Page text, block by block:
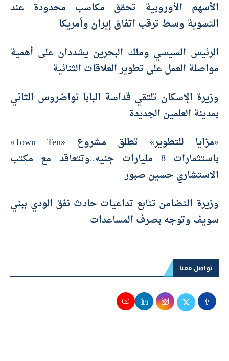
الأسهم الأوروبية تحقق مكاسب محدودة عند
التسوية وسط ترقب اتفاق إيران وأمريكا
الرئيس السيسي وملك البحرين يشددان على أهمية
مواصلة العمل على تطوير العلاقات الثنائية
وزيرة الإسكان تلتقي قداسة البابا تواضروس الثاني
بمدينة العلمين الجديدة
«مزايا للتطوير» تطلق مشروع «Town Ten»
باستثمارات 8 مليارات جنيه..وتتعاقد مع مكتب
الاستشاري حسين صبور
وزيرة التضامن تتابع تداعيات حادث نفق الودي ببني
سويف وتوجه بصرف المساعدات
تواصل معنا